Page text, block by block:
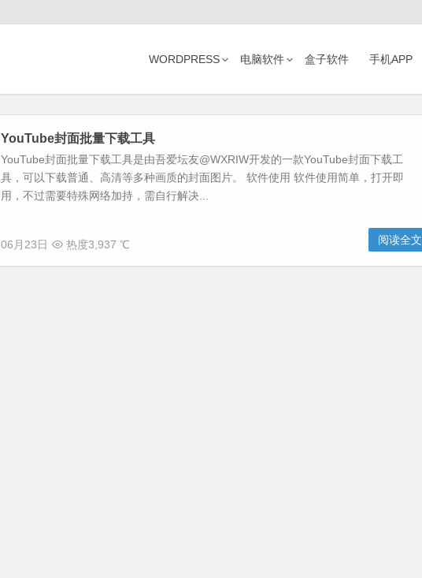
WORDPRESS 电脑软件 盒子软件 手机APP
YouTube封面批量下载工具
YouTube封面批量下载工具是由吾爱坛友@WXRIW开发的一款YouTube封面下载工
具，可以下载普通、高清等多种画质的封面图片。 软件使用 软件使用简单，打开即
用，不过需要特殊网络加持，需自行解决...
06月23日 热度3,937 ℃ 阅读全文